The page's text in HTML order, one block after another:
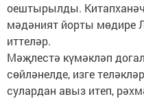
оештырылды.
мәдәният йорты мөдире
иттеләр.
Мәҗлестә күмәкләп
сөйләнелде, изге
сулардан авыз итеп,